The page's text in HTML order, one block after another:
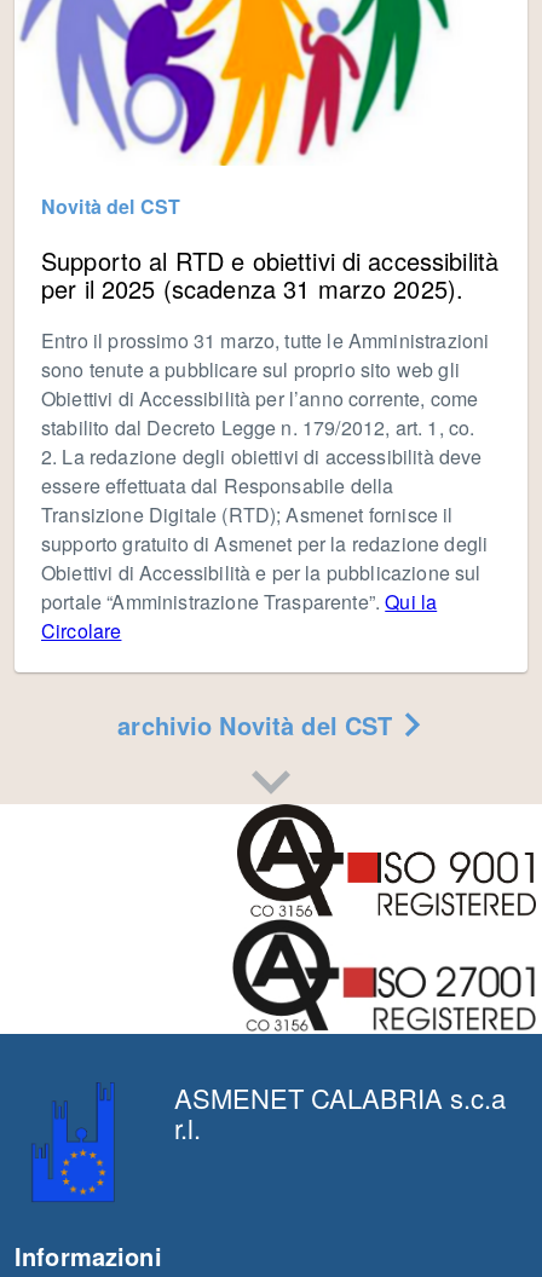
Novità del CST
Supporto al RTD e obiettivi di accessibilità
per il 2025 (scadenza 31 marzo 2025).
Entro il prossimo 31 marzo, tutte le Amministrazioni
sono tenute a pubblicare sul proprio sito web gli
Obiettivi di Accessibilità per l’anno corrente, come
stabilito dal Decreto Legge n. 179/2012, art. 1, co.
2. La redazione degli obiettivi di accessibilità deve
essere effettuata dal Responsabile della
Transizione Digitale (RTD); Asmenet fornisce il
supporto gratuito di Asmenet per la redazione degli
Obiettivi di Accessibilità e per la pubblicazione sul
portale “Amministrazione Trasparente”.Qui la
Circolare
archivio Novità del CST
ASMENET CALABRIA s.c.a
r.l.
Informazioni